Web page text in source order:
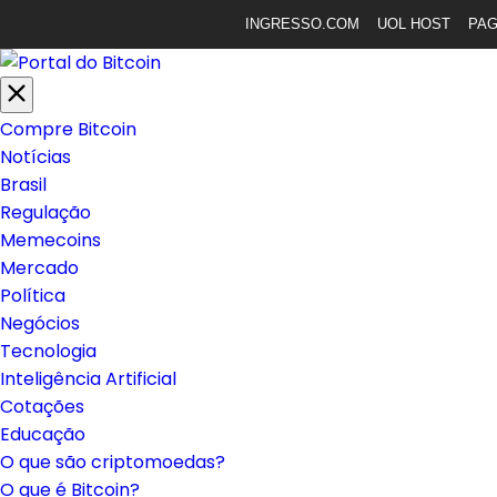
INGRESSO.COM UOL HOST
Compre Bitcoin
Notícias
Brasil
Regulação
Memecoins
Mercado
Política
Negócios
Tecnologia
Inteligência Artificial
Cotações
Educação
O que são criptomoedas?
O que é Bitcoin?